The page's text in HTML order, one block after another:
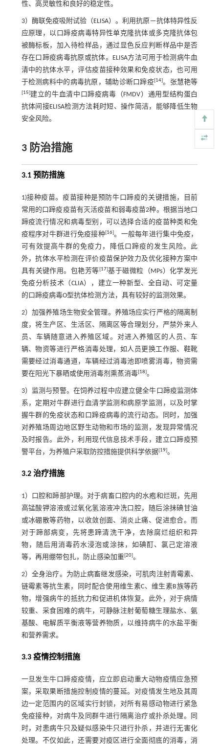
性、高灵敏性和良好的稳定性。
3）酶联免疫吸附试验（ELISA）。利用抗原－抗体特异性反
应原理，以口蹄疫病毒特异性单克隆抗体或多克隆抗体包
被酶标板，加入待检样品，通过显色反应判断样品中是否
存在口蹄疫病毒抗原或抗体。ELISA方法可用于检测病牛血
清中的抗体水平，评估疫苗接种效果和免疫状态，也可用
于检测病料中的病毒抗原，辅助诊断口蹄疫[14]。张慧艳等
[15]建立的牛血清中口蹄疫病毒（FMDV）通用型结构蛋白
抗体间接ELISA检测方法耗时短、操作简洁，能够降低生物
安全风险。
3 防治措施
3.1 预防措施
1)接种疫苗。疫苗接种是预防牛口蹄疫的关键措施，目前
常用的口蹄疫疫苗有灭活疫苗和弱毒疫苗2种。根据当地口
蹄疫流行情况和病毒型别，可以选择合适的疫苗种类和免
疫程序对牛群进行免疫接种[16]。一般每年进行集中免疫，
可有效提高牛群的免疫力，降低口蹄疫的发生风险。此
外，抗体水平检测在评价疫苗保护效力及优化接种方案中
具有关键作用。包艳芳等[17]基于磁微粒（MPs）化学发光
免疫分析技术（CLIA），建立一种新型、全自动、可定量
的口蹄疫病毒O型抗体检测方法，具有较好的监测效果。
2）加强养殖场生物安全管理。养殖场应实行严格的隔离制
度，将生产区、生活区、隔离区等合理划分，严禁外来人
员、车辆随意进入养殖区域。对进入养殖区的人员、车
辆、物资等进行严格消毒处理，如人员更换工作服、鞋靴
需要经过消毒通道，车辆经过消毒池即喷雾消毒，物资需
要在阳光下暴晒或使用消毒剂熏蒸消毒[18]。
3）监测与预警。在饲养过程中应建立健全牛口蹄疫监测体
系，定期对牛群进行血清学监测和病原学监测，以及时掌
握牛群的免疫状态和口蹄疫病毒的流行动态。同时，加强
对养殖场周边地区野生动物和市场的监测，发现异常情况
及时报告。此外，利用现代信息技术手段，建立口蹄疫预
警平台，为养殖户采取防控措施提供科学依据[19]。
3.2 治疗措施
1）口腔和蹄部护理。对于病畜口腔内的水疱和烂斑，先用
高锰酸钾溶液或过氧化氢溶液冲洗口腔，随后涂抹碘甘油
或冰硼散等药物，以收敛创面、消炎止痛、促进愈合。而
对于蹄部病变，先将患蹄清洗干净，去除腐烂组织和异
物，随后用消毒药水浸泡或涂抹，如碘酊、氯己定溶液
等，再用绷带包扎，防止感染加重[20]。
2）全身治疗。为防止病畜继发感染，可肌肉注射青霉素、
链霉素等抗生素，同时配合使用维生素C、维生素B族等药
物，增强病牛的抵抗力和促进机体恢复。此外，对于病情
较重、采食困难的病牛，可静脉注射葡萄糖生理盐水、氨
基酸、电解质平衡液等营养物质，以维持病牛的水盐平衡
和营养需求。
3.3 疫情控制措施
一旦发生牛口蹄疫疫情，应立即启动重大动物疫情应急预
案，采取果断措施控制疫情的蔓延。对疫情发生地及其周
边一定范围内的区域实行封锁，对所有易感动物进行紧急
免疫接种，对病牛及同群牛进行隔离治疗或扑杀处理。同
时，对患病牛只及疑似感染牛只进行扑杀，并进行无害化
处理。不仅如此，还需要对疫区进行全面彻底的消毒，消